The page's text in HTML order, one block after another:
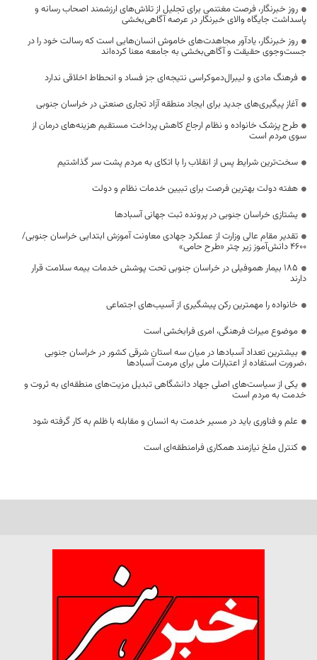
روز خبرنگار، فرصت مغتنمی برای تجلیل از تلاش‌های ارزشمند اصحاب رسانه و
پاسداشت جایگاه والای خبرنگار در عرصه آگاهی‌بخشی
روز خبرنگار، یادآور مجاهدت‌های خاموش انسان‌هایی است که رسالت خود را در
جست‌وجوی حقیقت و آگاهی‌بخشی به جامعه معنا کرده‌اند
فرهنگ مادی و لیبرال‌دموکراسی نتیجه‌ای جز فساد و انحطاط اخلاقی ندارد
آغاز پیگیری‌های جدید برای ایجاد منطقه آزاد تجاری صنعتی در خراسان جنوبی
طرح پزشک خانواده و نظام ارجاع کاهش پرداخت مستقیم هزینه‌های درمان از
سوی مردم است
سخت‌ترین شرایط پس از انقلاب را با اتکای به مردم پشت سر گذاشتیم
هفته دولت بهترین فرصت برای تبیین خدمات نظام و دولت
یشتازی خراسان جنوبی در پرونده ثبت جهانی آسبادها
تقدیر مقام عالی وزارت از عملکرد جهادی معاونت آموزش ابتدایی خراسان جنوبی/
۴۶۰۰ دانش‌آموز زیر چتر «طرح حامی»
۱۸۵ بیمار هموفیلی در خراسان جنوبی تحت پوشش خدمات بیمه سلامت قرار
دارند
خانواده را مهمترین رکن پیشگیری از آسیب‌های اجتماعی
موضوع میراث فرهنگی، امری فرابخشی است
بیشترین تعداد آسبادها در میان سه استان شرقی کشور در خراسان جنوبی
،ضرورت استفاده از اعتبارات ملی برای مرمت آسبادها
یکی از سیاست‌های اصلی جهاد دانشگاهی تبدیل مزیت‌های منطقه‌ای به ثروت و
خدمت به مردم است
علم و فناوری باید در مسیر خدمت به انسان و مقابله با ظلم به کار گرفته شود
کنترل ملخ نیازمند همکاری فرامنطقه‌ای است